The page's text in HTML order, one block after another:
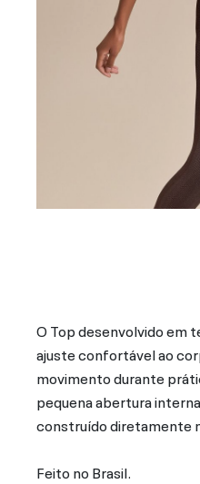
O Top desenvolvido em
ajuste confortável ao
movimento durante
pequena abertura
construído diretamente
Feito no Brasil.